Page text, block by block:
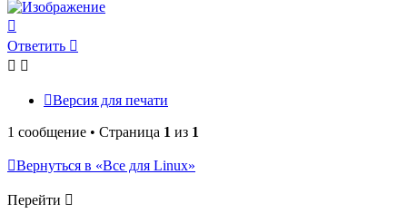
к
началу
Ответить
Версия для печати
1 сообщение • Страница 1 из 1
Вернуться в «Все для Linux»
Перейти